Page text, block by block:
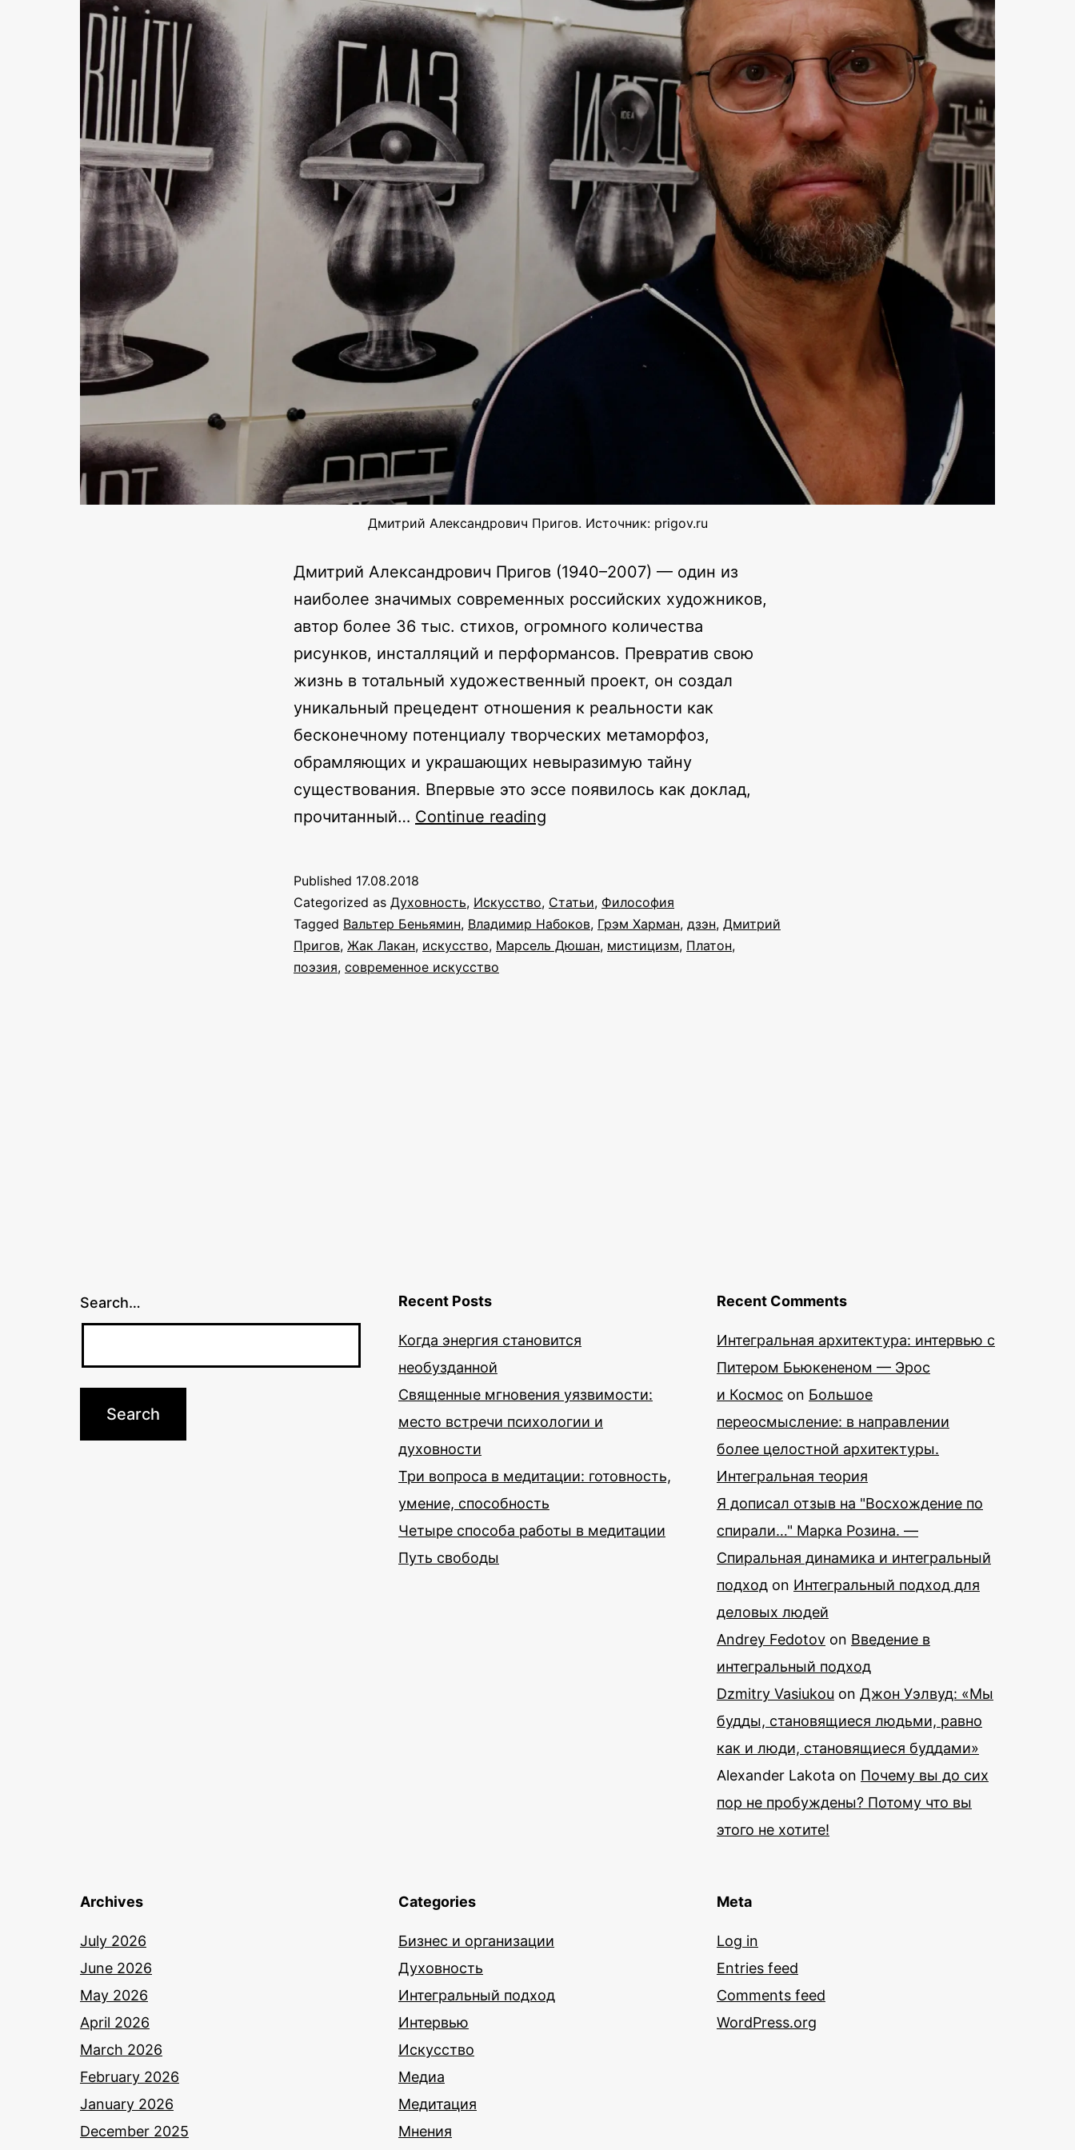
Дмитрий Александрович Пригов. Источник: prigov.ru
Дмитрий Александрович Пригов (1940–2007) — один из
наиболее значимых современных российских художников,
автор более 36 тыс. стихов, огромного количества
рисунков, инсталляций и перформансов. Превратив свою
жизнь в тотальный художественный проект, он создал
уникальный прецедент отношения к реальности как
бесконечному потенциалу творческих метаморфоз,
обрамляющих и украшающих невыразимую тайну
существования. Впервые это эссе появилось как доклад,
прочитанный… Continue reading
Дмитрий
Александрович
Пригов
Published 17.08.2018
Categorized as Духовность, Искусство, Статьи, Философия
Tagged Вальтер Беньямин, Владимир Набоков, Грэм Харман, дзэн, Дмитрий
Пригов, Жак Лакан, искусство, Марсель Дюшан, мистицизм, Платон,
поэзия, современное искусство
Search… Recent Posts
Когда энергия становится
необузданной
Священные мгновения уязвимости:
место встречи психологии и
духовности
Три вопроса в медитации: готовность,
умение, способность
Четыре способа работы в медитации
Путь свободы
Recent Comments
Интегральная архитектура: интервью с
Питером Бьюкененом — Эрос
и Космос on Большое
переосмысление: в направлении
более целостной архитектуры.
Интегральная теория
Я дописал отзыв на "Восхождение по
спирали…" Марка Розина. —
Спиральная динамика и интегральный
подход on Интегральный подход для
деловых людей
Andrey Fedotov on Введение в
интегральный подход
Dzmitry Vasiukou on Джон Уэлвуд: «Мы
будды, становящиеся людьми, равно
как и люди, становящиеся буддами»
Alexander Lakota on Почему вы до сих
пор не пробуждены? Потому что вы
этого не хотите!
Archives
July 2026
June 2026
May 2026
April 2026
March 2026
February 2026
January 2026
December 2025
Categories
Бизнес и организации
Духовность
Интегральный подход
Интервью
Искусство
Медиа
Медитация
Мнения
Meta
Log in
Entries feed
Comments feed
WordPress.org